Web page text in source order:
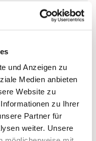
und Anzeigen zu
Medien anbieten
Website zu
zu Ihrer
Partner für
weiter. Unsere
2026,